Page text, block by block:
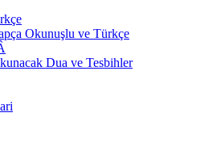
Okunuşlu ve Türkçe
Dua ve Tesbihler